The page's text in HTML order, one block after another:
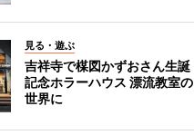
見る・遊ぶ
吉祥寺で楳図かずおさん生誕
記念ホラーハウス 漂流教室の
世界に